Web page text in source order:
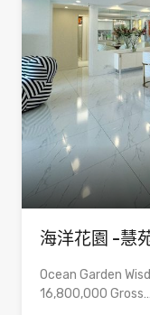
海洋花園 -慧
Ocean Garden
16,800,000 Gross…